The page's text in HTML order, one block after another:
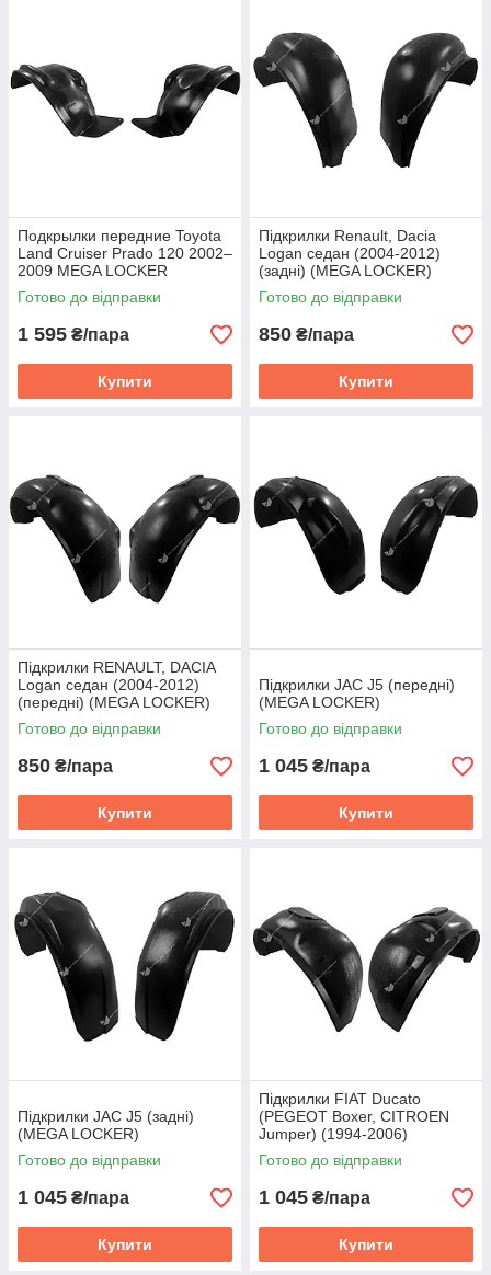
Подкрылки передние Toyota
Land Cruiser Prado 120 2002–
2009 MEGA LOCKER
(комплект)
Готово до відправки
1 595 ₴/пара
Купити
Підкрилки Renault, Dacia
Logan седан (2004-2012)
(задні) (MEGA LOCKER)
Готово до відправки
850 ₴/пара
Купити
Підкрилки RENAULT, DACIA
Logan седан (2004-2012)
(передні) (MEGA LOCKER)
Готово до відправки
850 ₴/пара
Купити
Підкрилки JAC J5 (передні)
(MEGA LOCKER)
Готово до відправки
1 045 ₴/пара
Купити
Підкрилки JAC J5 (задні)
(MEGA LOCKER)
Готово до відправки
1 045 ₴/пара
Купити
Підкрилки FIAT Ducato
(PEGEOT Boxer, CITROEN
Jumper) (1994-2006)
(передні) (MEGA LOCKER)
Готово до відправки
1 045 ₴/пара
Купити